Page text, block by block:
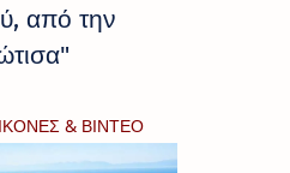
από την
& ΒΙΝΤΕΟ